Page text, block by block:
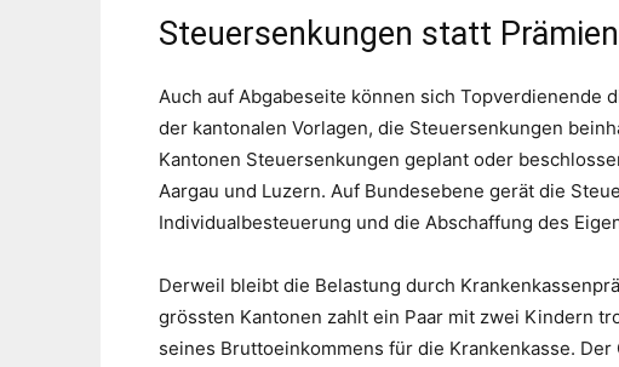
Steuersenkungen statt
Auch auf Abgabeseite können sich Topverdienende
der kantonalen Vorlagen, die Steuersenkungen
Kantonen Steuersenkungen geplant oder
Aargau und Luzern. Auf Bundesebene gerät die
Individualbesteuerung und die Abschaffung des
Derweil bleibt die Belastung durch
grössten Kantonen zahlt ein Paar mit zwei Kindern
seines Bruttoeinkommens für die Krankenkasse. Der